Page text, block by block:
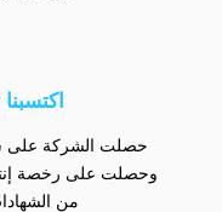
وحصلت على رخصة
من